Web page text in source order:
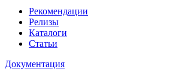
Рекомендации
Релизы
Каталоги
Статьи
Документация